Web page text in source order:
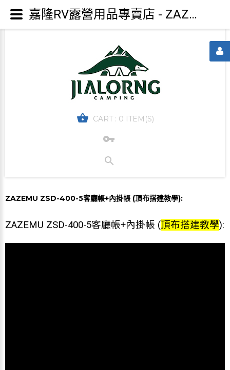
CART : 0 ITEM(S)
ZAZEMU ZSD-400-5客廳帳+內掛帳 (頂布搭建教學):
ZAZEMU ZSD-400-5客廳帳+內掛帳 (頂布搭建教學):
嘉隆RV露營用品專賣店 - ZAZEMU ZSD-400-5客廳帳+內掛帳 (頂布搭建教學):